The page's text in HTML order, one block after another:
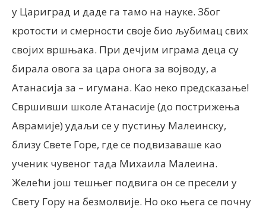
у Цариград и даде га тамо на науке. Због
кротости и смерности своје био љубимац свих
својих вршњака. При дечјим играма деца су
бирала овога за цара онога за војводу, а
Атанасија за – игумана. Као неко предсказање!
Свршивши школе Атанасије (до пострижења
Аврамије) удаљи се у пустињу Малеинску,
близу Свете Горе, где се подвизаваше као
ученик чувеног тада Михаила Малеина.
Желећи још тешњег подвига он се пресели у
Свету Гору на безмолвије. Но око њега се почну